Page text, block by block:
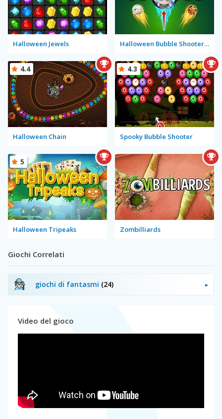
Halloween Jewels Halloween Bubble Shooter Mobile
Halloween Chain
4.4
Spooky Bubble Shooter
4.3
Halloween Tripeaks
5
Zombilliards
Giochi Correlati
giochi di fantasmi (24)
Video del gioco